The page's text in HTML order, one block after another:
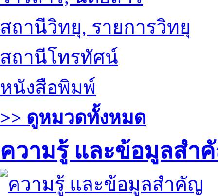
สถานีวิทยุ, รายการวิทยุ
สถานีโทรทัศน์
หนังสือพิมพ์
>> ดูหมวดทั้งหมด
ความรู้ และข้อมูลสำ